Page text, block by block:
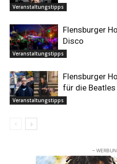
Veranstaltungstipps
Veranstaltungstipps
Flensburger
Disco
Veranstaltungstipps
Flensburger
für die Beatles
–